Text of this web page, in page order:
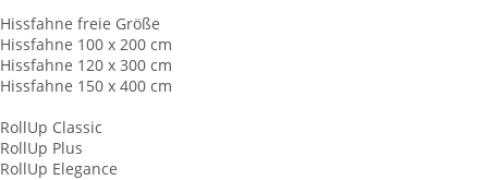
Hissfahne freie Größe
Hissfahne 100 x 200 cm
Hissfahne 120 x 300 cm
Hissfahne 150 x 400 cm
RollUp Classic
RollUp Plus
RollUp Elegance